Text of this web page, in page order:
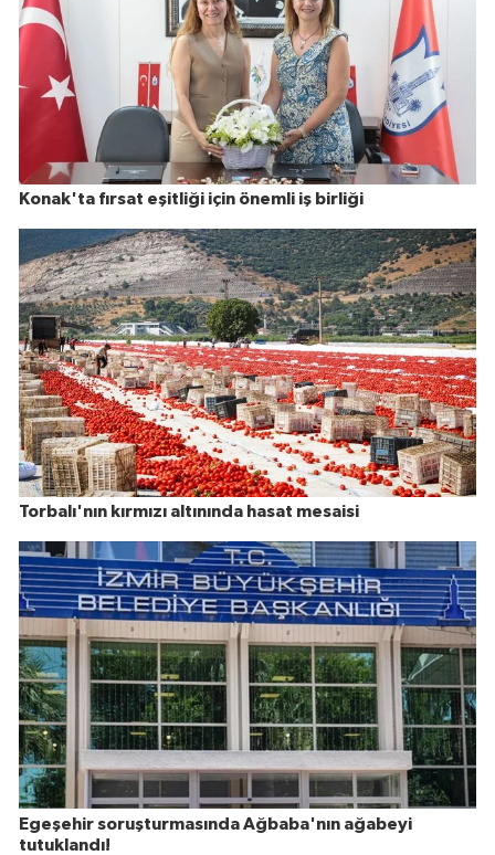
Konak'ta fırsat eşitliği için önemli iş birliği
Torbalı'nın kırmızı altınında hasat mesaisi
Egeşehir soruşturmasında Ağbaba'nın ağabeyi
tutuklandı!